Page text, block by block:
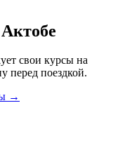
Актобе
свои курсы на
перед поездкой.
→